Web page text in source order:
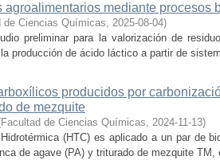
agroalimentarios mediante procesos
de Ciencias Químicas, 2025-08-04)
preliminar para la valorización de
producción de ácido láctico a partir de
producidos por
de mezquite
Facultad de Ciencias Químicas, 2024-11-13)
(HTC) es aplicado a un par de
de agave (PA) y triturado de mezquite